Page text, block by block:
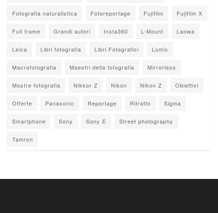
Fotografia naturalistica Fotoreportage Fujifilm Fujifilm X
Full frame Grandi autori Insta360 L-Mount Laowa
Leica Libri fotografia Libri Fotografici Lumix
Macrofotografia Maestri della fotografia Mirrorless
Mostre fotografia Nikkor Z Nikon Nikon Z Obiettivi
Offerte Panasonic Reportage Ritratto Sigma
Smartphone Sony Sony E Street photography
Tamron